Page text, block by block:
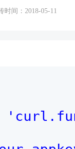
时间：2018-05-11